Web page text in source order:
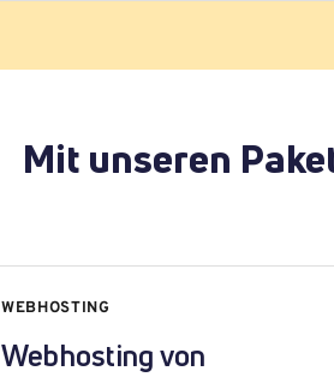
Mit unseren
WEBHOSTING
Webhosting von